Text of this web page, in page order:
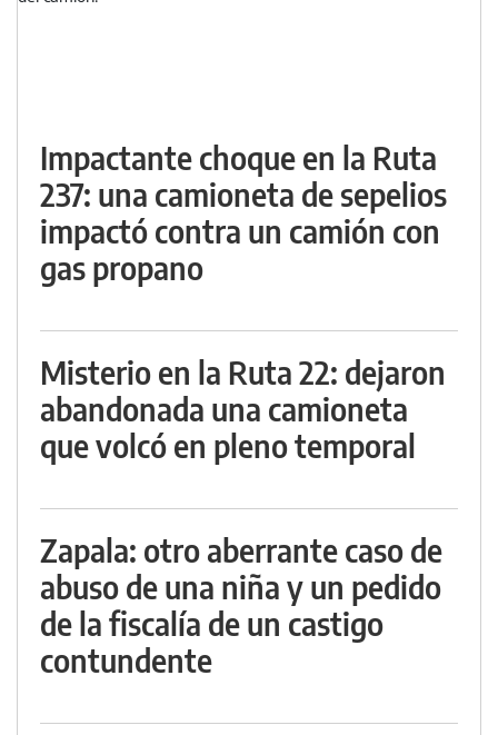
Impactante choque en la Ruta
237: una camioneta de sepelios
impactó contra un camión con
gas propano
Misterio en la Ruta 22: dejaron
abandonada una camioneta
que volcó en pleno temporal
Zapala: otro aberrante caso de
abuso de una niña y un pedido
de la fiscalía de un castigo
contundente